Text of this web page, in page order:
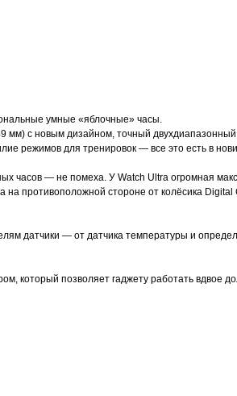
умные «яблочные» часы.
мм) с новым дизайном, точный
режимов для тренировок — все это есть в
часов — не помеха. У Watch Ultra огромная
на противоположной стороне от колёсика
датчики — от датчика температуры и
который позволяет гаджету работать вдвое